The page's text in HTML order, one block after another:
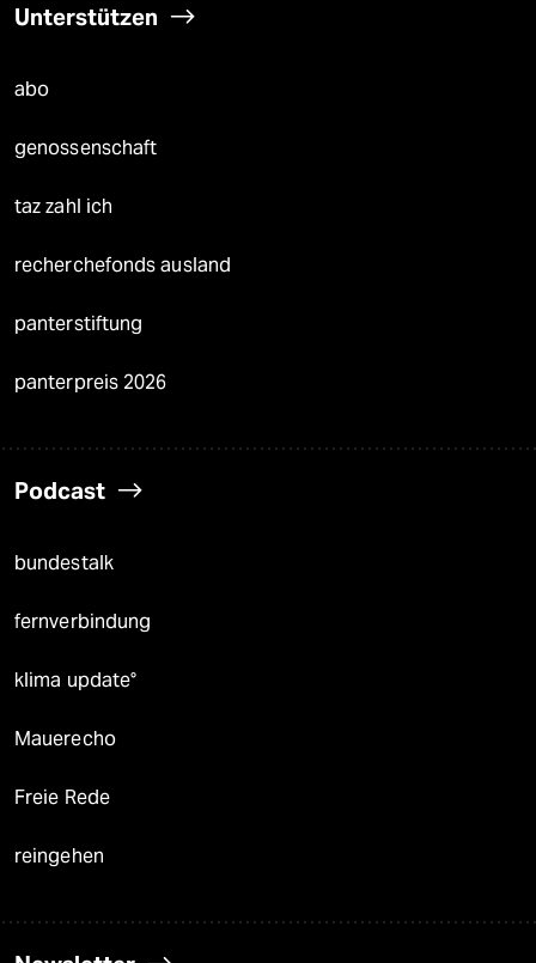
Unterstützen
abo
genossenschaft
taz zahl ich
recherchefonds ausland
panterstiftung
panterpreis 2026
Podcast
bundestalk
fernverbindung
klima update°
Mauerecho
Freie Rede
reingehen